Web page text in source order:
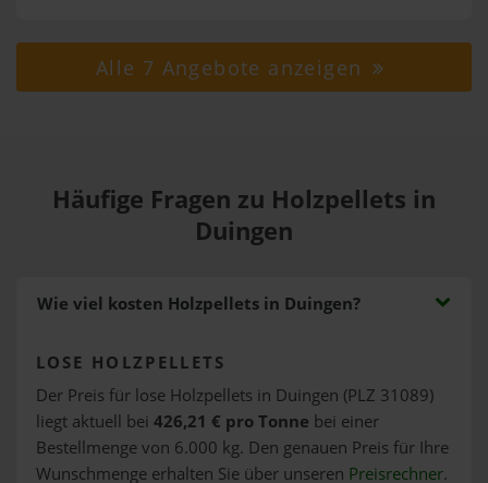
Alle 7 Angebote anzeigen
Häufige Fragen zu Holzpellets in
Duingen
Wie viel kosten Holzpellets in Duingen?
LOSE HOLZPELLETS
Der Preis für lose Holzpellets in Duingen (PLZ 31089)
liegt aktuell bei 426,21 € pro Tonne bei einer
Bestellmenge von 6.000 kg. Den genauen Preis für Ihre
Wunschmenge erhalten Sie über unseren Preisrechner.